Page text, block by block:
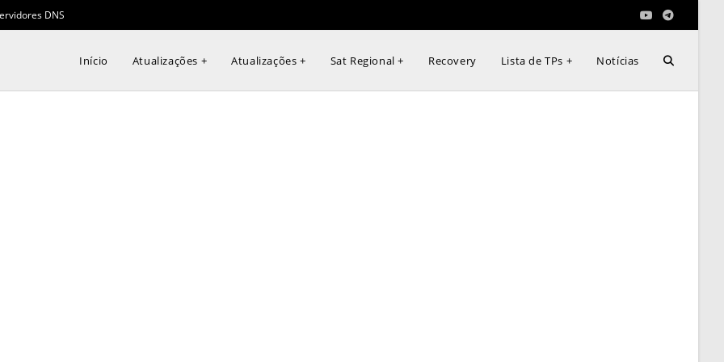
DNS
Início Atualizações + Atualizações + Sat Regional + Recovery Lista de TPs + Notícias Alternar